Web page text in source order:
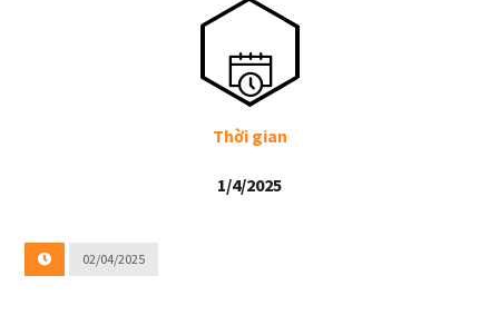
Thời gian
1/4/2025
02/04/2025